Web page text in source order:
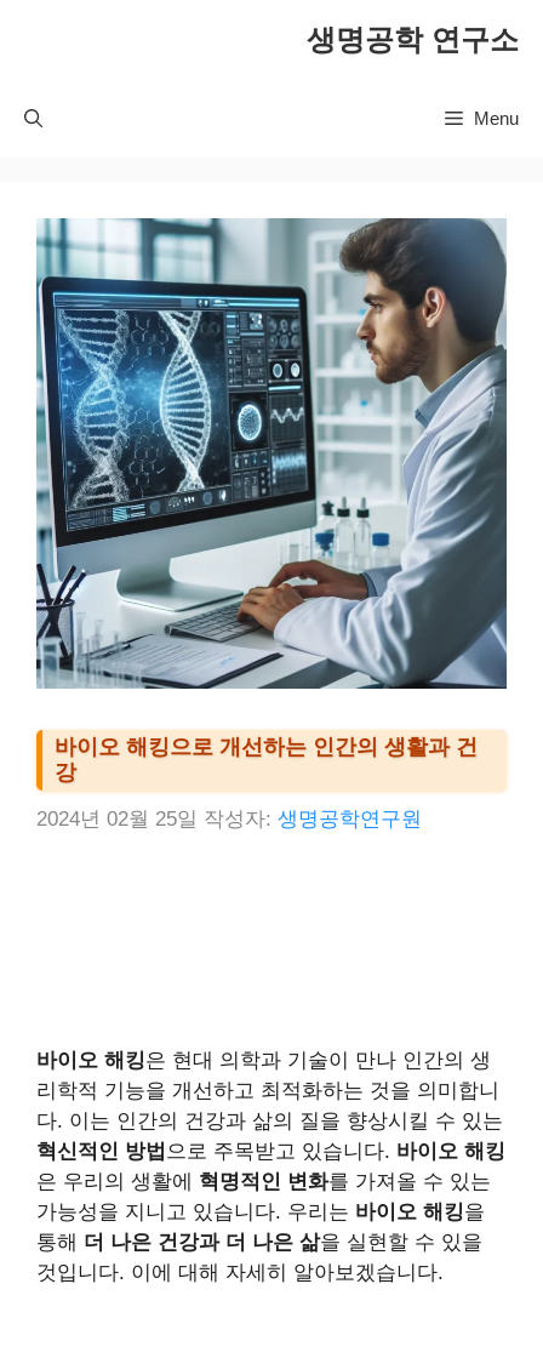
생명공학 연구소
Menu
바이오 해킹으로 개선하는 인간의 생활과 건
강
2024년 02월 25일 작성자: 생명공학연구원
바이오 해킹은 현대 의학과 기술이 만나 인간의 생
리학적 기능을 개선하고 최적화하는 것을 의미합니
다. 이는 인간의 건강과 삶의 질을 향상시킬 수 있는
혁신적인 방법 으로 주목받고 있습니다. 바이오 해킹
은 우리의 생활에 혁명적인 변화를 가져올 수 있는
가능성을 지니고 있습니다. 우리는 바이오 해킹을
통해 더 나은 건강과 더 나은 삶을 실현할 수 있을
것입니다. 이에 대해 자세히 알아보겠습니다.